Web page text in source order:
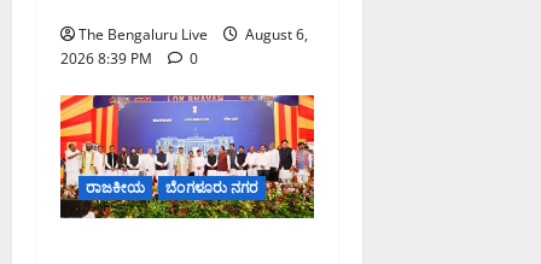
The Bengaluru Live
August 6,
2026 8:39 PM
0
ರಾಜಕೀಯ ಬೆಂಗಳೂರು ನಗರ